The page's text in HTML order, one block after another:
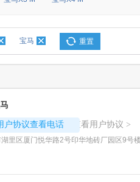
宝马 重置
户协议查看电话
5660 查看用户协议 >
里区厦门悦华路2号印华地砖厂园区9号